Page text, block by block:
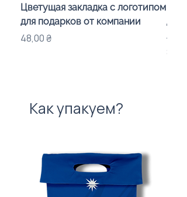
Цветущая закладка с логотипом
для подарков от компании
Цена
48,00 ₴
для
Цена
Как упакуем?